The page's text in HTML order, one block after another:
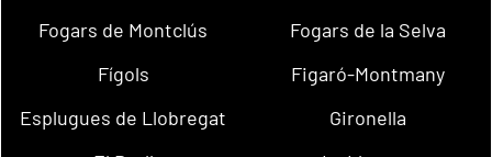
Fogars de Montclús
Fogars de la Selva
Fígols
Figaró-Montmany
Esplugues de Llobregat
Gironella